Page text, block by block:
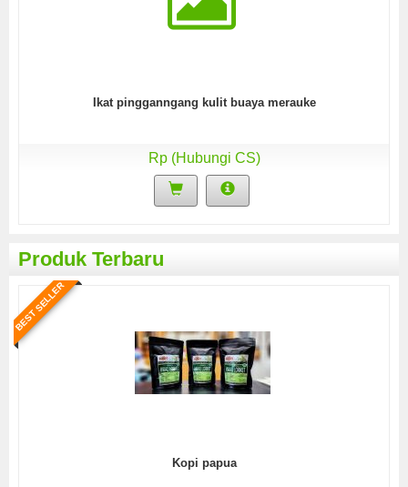
Ikat pingganngang kulit buaya merauke
Rp (Hubungi CS)
Produk Terbaru
BEST SELLER
Kopi papua